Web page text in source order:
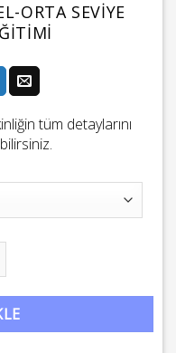
ORTA SEVIYE
tüm detaylarını